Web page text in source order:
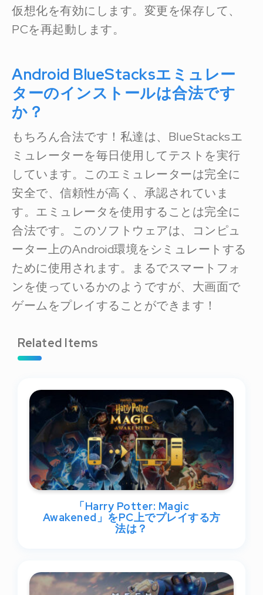
仮想化を有効にします。変更を保存して、
PCを再起動します。
Android BlueStacksエミュレー
ターのインストールは合法です
か？
もちろん合法です！私達は、BlueStacksエ
ミュレーターを毎日使用してテストを実行
しています。このエミュレーターは完全に
安全で、信頼性が高く、承認されていま
す。エミュレータを使用することは完全に
合法です。このソフトウェアは、コンピュ
ーター上のAndroid環境をシミュレートする
ために使用されます。まるでスマートフォ
ンを使っているかのようですが、大画面で
ゲームをプレイすることができます！
Related Items
「Harry Potter: Magic
Awakened」をPC上でプレイする方
法は？